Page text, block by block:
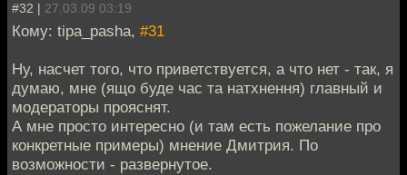
#32 | 27.03.09 03:19
Кому: tipa_pasha, #31
Ну, насчет того, что приветствуется, а что нет - так, я
думаю, мне (ящо буде час та натхнення) главный и
модераторы прояснят.
А мне просто интересно (и там есть пожелание про
конкретные примеры) мнение Дмитрия. По
возможности - развернутое.